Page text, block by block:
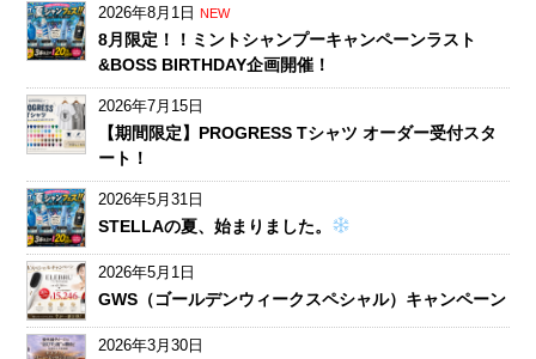
2026年8月1日 NEW
8月限定！！ミントシャンプーキャンペーンラスト
&BOSS BIRTHDAY企画開催！
2026年7月15日
【期間限定】PROGRESS Tシャツ オーダー受付スタ
ート！
2026年5月31日
STELLAの夏、始まりました。
2026年5月1日
GWS（ゴールデンウィークスペシャル）キャンペーン
2026年3月30日